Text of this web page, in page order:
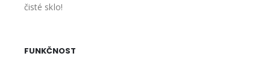
čisté sklo!
FUNKČNOST